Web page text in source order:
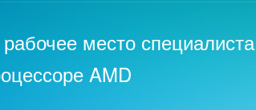
место
AMD